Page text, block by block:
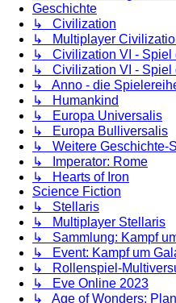
Geschichte
↳ Civilization
↳ Multiplayer
↳ Civilization VI - Spiel
↳ Civilization VI - Spiel
↳ Anno - die
↳ Humankind
↳ Europa Universalis
↳ Europa Bulliversalis
↳ Weitere Geschichte-
↳ Imperator: Rome
↳ Hearts of Iron
Science Fiction
↳ Stellaris
↳ Multiplayer Stellaris
↳ Sammlung: Kampf
↳ Event: Kampf um
↳ Rollenspiel-
↳ Eve Online 2023
↳ Age of Wonders: